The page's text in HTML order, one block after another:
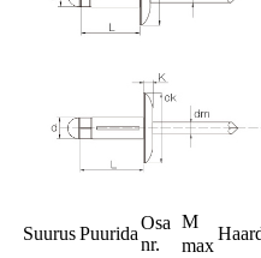
SuurusPuurida
Osa
nr.
M
max